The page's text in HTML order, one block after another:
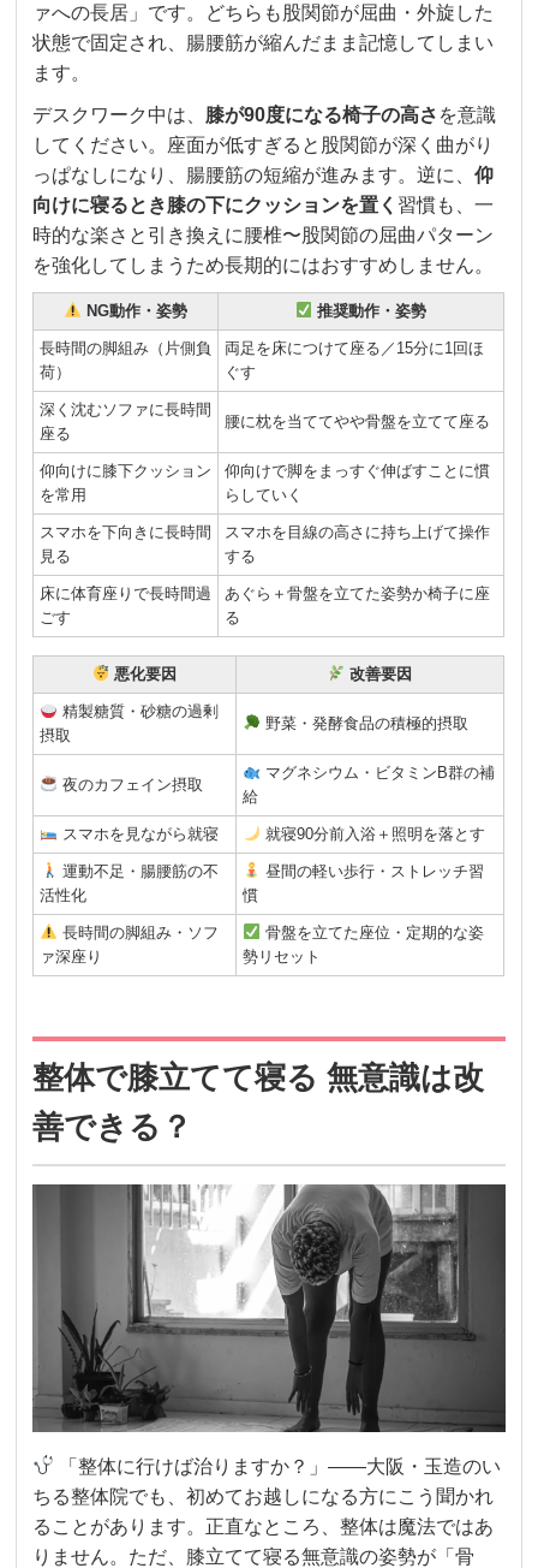
ァへの長居」です。どちらも股関節が屈曲・外旋した
状態で固定され、腸腰筋が縮んだまま記憶してしまい
ます。
デスクワーク中は、 膝が90度になる椅子の高さ を意識
してください。座面が低すぎると股関節が深く曲がり
っぱなしになり、腸腰筋の短縮が進みます。逆に、仰
向けに寝るとき膝の下にクッションを置く 習慣も、一
時的な楽さと引き換えに腰椎〜股関節の屈曲パターン
を強化してしまうため長期的にはおすすめしません。
NG動作・姿勢 推奨動作・姿勢
長時間の脚組み（片側負
荷）
両足を床につけて座る／15分に1回ほ
ぐす
深く沈むソファに長時間
座る
腰に枕を当ててやや骨盤を立てて座る
仰向けに膝下クッション
を常用
仰向けで脚をまっすぐ伸ばすことに慣
らしていく
スマホを下向きに長時間
見る
スマホを目線の高さに持ち上げて操作
する
床に体育座りで長時間過
ごす
あぐら＋骨盤を立てた姿勢か椅子に座
る
悪化要因 改善要因
精製糖質・砂糖の過剰
摂取
野菜・発酵食品の積極的摂取
夜のカフェイン摂取
マグネシウム・ビタミンB群の補
給
スマホを見ながら就寝 就寝90分前入浴＋照明を落とす
運動不足・腸腰筋の不
活性化
昼間の軽い歩行・ストレッチ習
慣
長時間の脚組み・ソフ
ァ深座り
骨盤を立てた座位・定期的な姿
勢リセット
整体で膝立てて寝る 無意識は改
善できる？
「整体に行けば治りますか？」——大阪・玉造のい
ちる整体院でも、初めてお越しになる方にこう聞かれ
ることがあります。正直なところ、整体は魔法ではあ
りません。ただ、膝立てて寝る無意識の姿勢が「骨